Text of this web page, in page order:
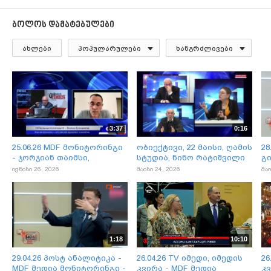
ბოლოს დამატებულები
ახლები პოპულარულები ხანგრძლივები
3:37
25.06.26 MDF მონიტორინგი
- ჯორჯიან თაიმსი,
რეალური პოლიტიკა
ივნისი 26, 2026
0:16
ობიექტივი, 22 მაისი, ღამის
სტუდია, ნინო რატიშვილი
-ევროკავშირი. მდფ მედია
მაისი 24, 2026
1:18
29.04.26 პოსტ ანალიტიკა -
MDF მედია მონიტორინგი -
10:10
26.04.26 TV იმედი, იმედის
კვირა - MDF მედია